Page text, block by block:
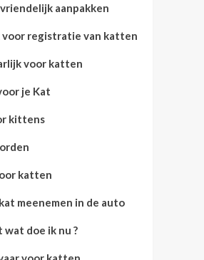
aanpakken
voor registratie van katten
voor katten
je Kat
kittens
katten
meenemen in de auto
doe ik nu ?